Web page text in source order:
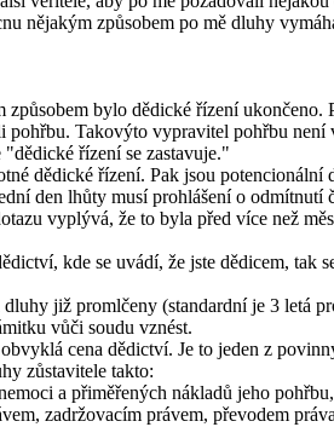
nějakým způsobem po mě dluhy
bylo dědické řízení
Takovýto vypravitel pohřbu není
řízení se zastavuje."
dědické řízení. Pak jsou
den lhůty musí prohlášení o
vyplývá, že to byla před více než
kde se uvádí, že jste dědicem,
již promlčeny (standardní je 3 letá
vůči soudu vznést.
cena dědictví. Je to jeden z
zůstavitele takto:
a přiměřených nákladů jeho
zadržovacím právem, převodem